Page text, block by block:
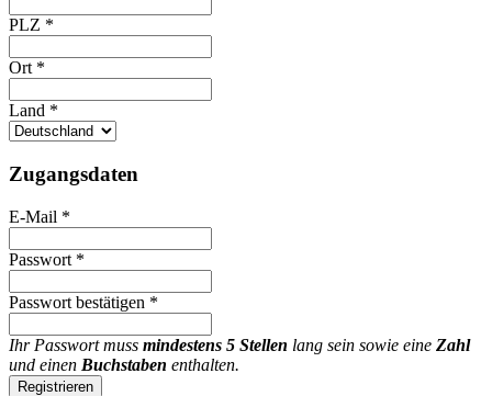
PLZ *
Ort *
Land *
Zugangsdaten
E-Mail *
Passwort *
Passwort bestätigen *
Ihr Passwort muss mindestens 5 Stellen lang sein sowie eine Zahl
und einen Buchstaben enthalten.
Registrieren